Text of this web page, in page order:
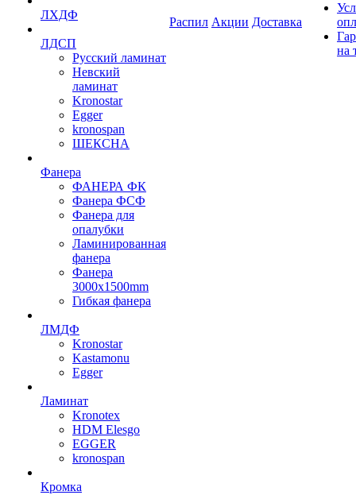
ЛХДФ
ЛДСП
Русский ламинат
Невский
ламинат
Kronostar
Egger
kronospan
ШЕКСНА
Фанера
ФАНЕРА ФК
Фанера ФСФ
Фанера для
опалубки
Ламинированная
фанера
Фанера
3000х1500mm
Гибкая фанера
ЛМДФ
Kronostar
Kastamonu
Egger
Ламинат
Kronotex
HDM Elesgo
EGGER
kronospan
Кромка
Распил Акции Доставка
на